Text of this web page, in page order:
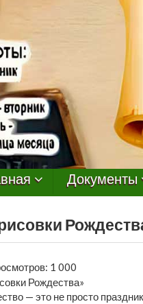
Документы
1 000
Рождества»
— это не просто